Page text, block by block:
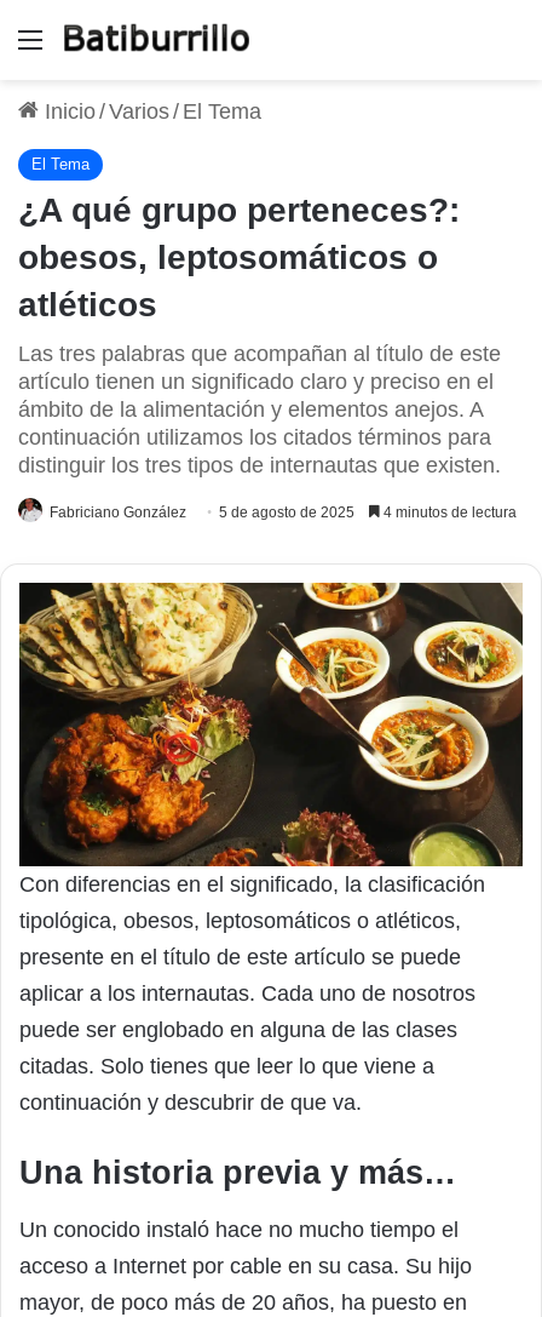
Menú
Inicio/Varios/ El Tema
El Tema
¿A qué grupo perteneces?:
obesos, leptosomáticos o
atléticos
Las tres palabras que acompañan al título de este
artículo tienen un significado claro y preciso en el
ámbito de la alimentación y elementos anejos. A
continuación utilizamos los citados términos para
distinguir los tres tipos de internautas que existen.
Fabriciano González 5 de agosto de 2025 4 minutos de lectura
Con diferencias en el significado, la clasificación
tipológica, obesos, leptosomáticos o atléticos,
presente en el título de este artículo se puede
aplicar a los internautas. Cada uno de nosotros
puede ser englobado en alguna de las clases
citadas. Solo tienes que leer lo que viene a
continuación y descubrir de que va.
Una historia previa y más…
Un conocido instaló hace no mucho tiempo el
acceso a Internet por cable en su casa. Su hijo
mayor, de poco más de 20 años, ha puesto en